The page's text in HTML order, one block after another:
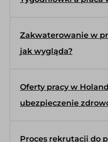
Zakwaterowanie w
jak wygląda?
Oferty pracy w
ubezpieczenie
Proces rekrutacji do